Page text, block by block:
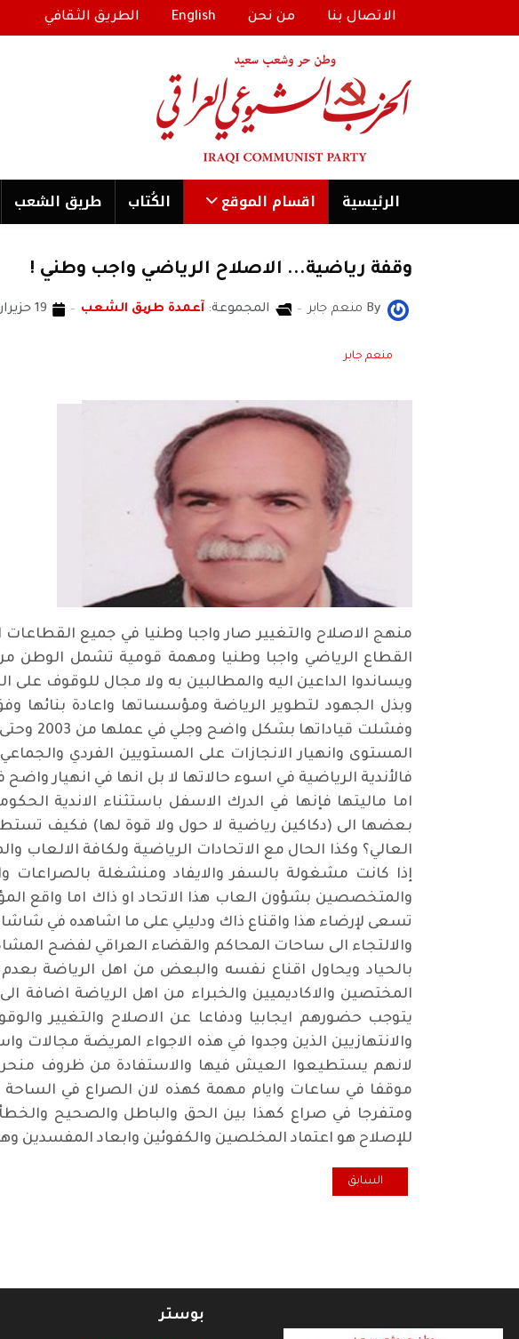
الاتصال بنا من نحن English الطريق الثقافي
الرئیسية اقسام الموقع الكُتاب طریق الشعب
وقفة رياضية... الاصلاح الرياضي واجب وطني !
By منعم جابر المجموعة: آعمدة طریق الشعب 19 حزيران/يونيو 2019
منعم جابر
منهج الاصلاح والتغيير صار واجبا وطنيا في جميع
القطاع الرياضي واجبا وطنيا ومهمة قومية تشمل الوطن
ويساندوا الداعين اليه والمطالبين به ولا مجال للوقوف
وبذل الجهود لتطوير الرياضة ومؤسساتها واعادة
وفشلت
المستوى وانهيار الانجازات على المستويين الفردي
فالأندية الرياضية في اسوء حالاتها لا بل انها في انهيار
اما ماليتها فإنها في الدرك الاسفل باستثناء الاندية
بعضها الى (دكاكين رياضية لا حول ولا قوة لها) فكيف
العالي؟ وكذا الحال مع الاتحادات الرياضية ولكافة
إذا كانت مشغولة بالسفر والايفاد ومنشغلة بالصراعات
والمتخصصين بشؤون العاب هذا الاتحاد او ذاك اما واقع
تسعى لإرضاء هذا واقناع ذاك ودليلي على ما اشاهده في
والالتجاء الى ساحات المحاكم والقضاء العراقي لفضح
بالحياد ويحاول اقناع نفسه والبعض من اهل الرياضة
المختصين والاكاديميين والخبراء من اهل الرياضة اضافة
يتوجب حضورهم ايجابيا ودفاعا عن الاصلاح والتغيير
والانتهازيين الذين وجدوا في هذه الاجواء المريضة
لانهم يستطيعوا العيش فيها والاستفادة من ظروف
موقفا في ساعات وايام مهمة كهذه لان الصراع في الساحة
ومتفرجا في صراع كهذا بين الحق والباطل والصحيح
للإصلاح هو اعتماد المخلصين والكفوئين وابعاد المفسدين
المقال السابق: كل خميس... صراع حد الاشتباك
السابق
بوستر